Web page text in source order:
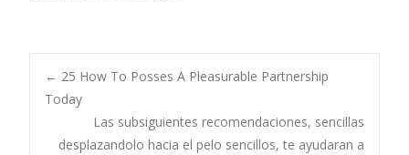
Post
← 25 How To Posses A Pleasurable Partnership
Today
Las subsiguientes recomendaciones, sencillas
desplazandolo hacia el pelo sencillos, te ayudaran a